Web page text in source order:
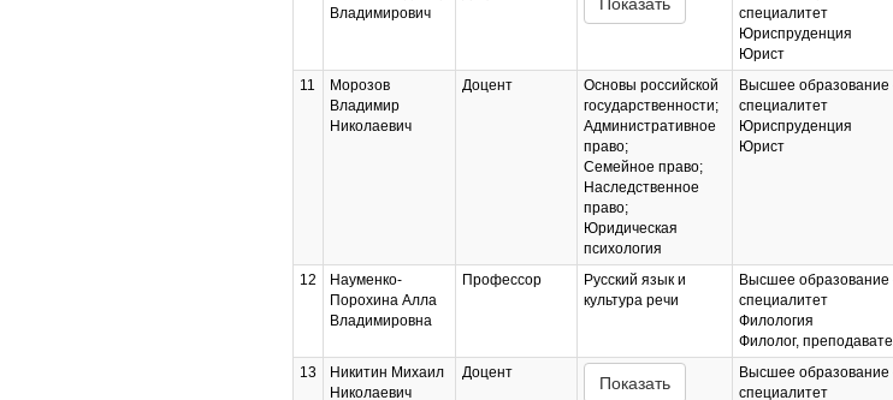
Владимирович
специалитет
Юриспруденция
Юрист
11
Морозов
Владимир
Николаевич
Доцент
Основы российской
государственности;
Административное
право;
Семейное право;
Наследственное
право;
Юридическая
психология
Высшее образование
специалитет
Юриспруденция
Юрист
12
Науменко-
Порохина Алла
Владимировна
Профессор
Русский язык и
культура речи
Высшее образование
специалитет
Филология
Филолог,
13
Никитин Михаил
Николаевич
Доцент
Показать
Высшее образование
специалитет